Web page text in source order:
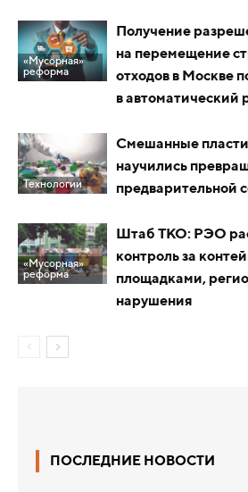
«Мусорная»
реформа
Получение
на перемещение
отходов в Москве
в автоматический
Технологии
Смешанные
научились
предварительной
«Мусорная»
реформа
Штаб ТКО: РЭО
контроль за
площадками,
нарушения
ПОСЛЕДНИЕ НОВОСТИ